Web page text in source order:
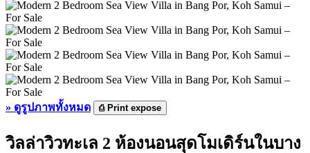
» ดูรูปภาพทั้งหมด ⎙Print expose
วิลล่าวิวทะเล 2 ห้องนอนสุดโมเดิร์นในบาง